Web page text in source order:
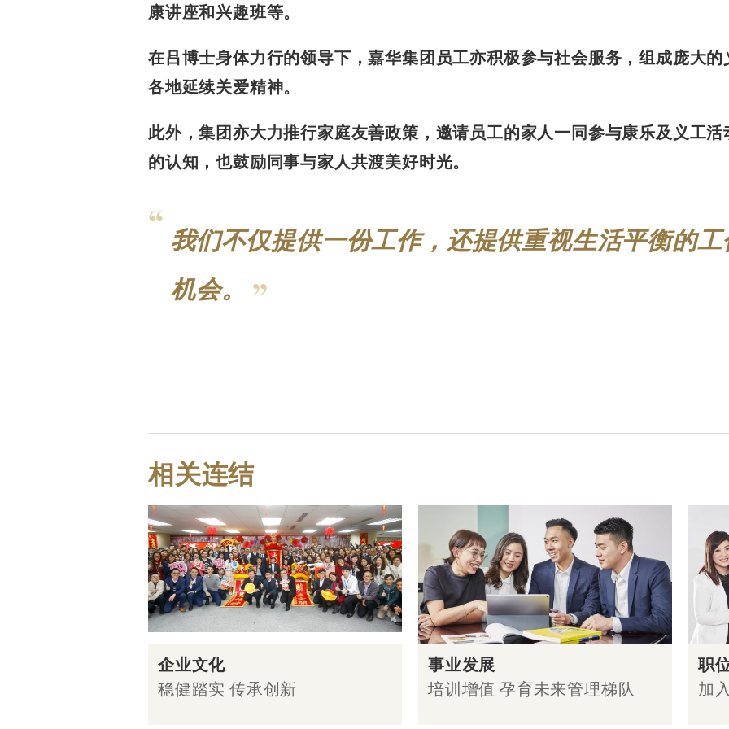
康讲座和兴趣班等。
在吕博士身体力行的领导下，嘉华集团员工亦积极参与社会服务，组成庞大
各地延续关爱精神。
此外，集团亦大力推行家庭友善政策，邀请员工的家人一同参与康乐及义工
的认知，也鼓励同事与家人共渡美好时光。
我们不仅提供一份工作，还提供重视生活平衡的
机会。
相关连结
企业文化
稳健踏实 传承创新
事业发展
培训增值 孕育未来管理梯队
职
加